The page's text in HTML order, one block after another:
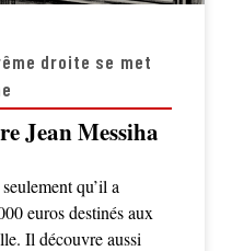
droite se met
Jean Messiha
qu’il a
euros destinés aux
Il découvre aussi